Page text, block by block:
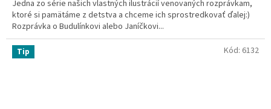
Jedna zo série našich vlastných ilustrácií venovaných rozprávkam,
ktoré si pamätáme z detstva a chceme ich sprostredkovať ďalej:)
Rozprávka o Budulínkovi alebo Janíčkovi...
Tip Kód: 6132